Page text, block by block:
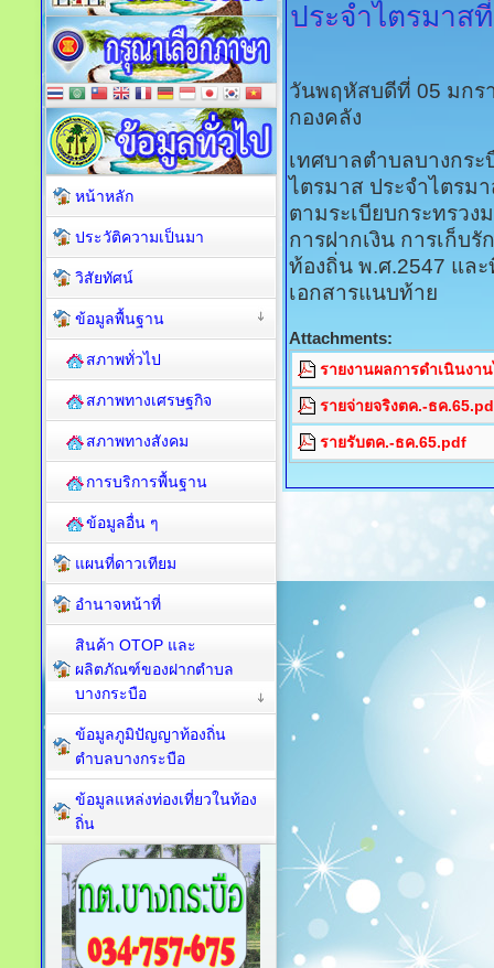
ประจำไตรมาส
วันพฤหัสบดีที่ 05 มกร
กองคลัง
เทศบาลตำบลบางกระ
ไตรมาส ประจำไตรม
ตามระเบียบกระทรวง
การฝากเงิน การเก็บ
ท้องถิ่น พ.ศ.2547 แล
เอกสารแนบท้าย
Attachments:
รายงานผลการดำเนินงา
รายจ่ายจริงตค.-ธค
รายรับตค.-ธค.65.pdf
หน้าหลัก
ประวัติความเป็นมา
วิสัยทัศน์
ข้อมูลพื้นฐาน
สภาพทั่วไป
สภาพทางเศรษฐกิจ
สภาพทางสังคม
การบริการพื้นฐาน
ข้อมูลอื่น ๆ
แผนที่ดาวเทียม
อำนาจหน้าที่
สินค้า OTOP และ
ผลิตภัณฑ์ของฝากตำบล
บางกระบือ
ข้อมูลภูมิปัญญาท้องถิ่น
ตำบลบางกระบือ
ข้อมูลแหล่งท่องเที่ยวในท้อง
ถิ่น